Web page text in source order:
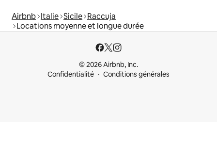
Airbnb Italie Sicile Raccuja
Locations moyenne et longue durée
© 2026 Airbnb, Inc.
Confidentialité
Conditions générales